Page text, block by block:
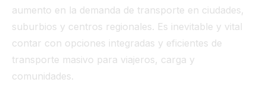
aumento en la demanda de transporte en ciudades,
suburbios y centros regionales. Es inevitable y vital
contar con opciones integradas y eficientes de
transporte masivo para viajeros, carga y
comunidades.